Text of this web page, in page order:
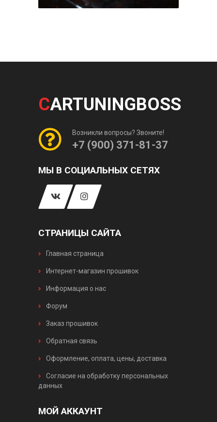
CARTUNINGBOSS
Возникли вопросы? Звоните!
+7 (900) 371-81-37
МЫ В СОЦИАЛЬНЫХ СЕТЯХ
СТРАНИЦЫ САЙТА
Главная страница
Интернет-магазин прошивок
Информация о нас
Форум
Заказ прошивок
Обратная связь
Оформление, оплата, цены, доставка
Согласие на обработку персональных
данных
МОЙ АККАУНТ